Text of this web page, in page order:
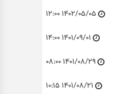
۱۴۰۲/۰۵/۰۵ ۱۲:۰۰
۱۴۰۱/۰۹/۰۱ ۱۴:۰۰
۱۴۰۱/۰۸/۲۹ ۰۸:۰۰
۱۴۰۱/۰۸/۲۱ ۱۰:۱۵